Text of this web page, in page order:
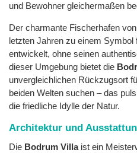
und Bewohner gleichermaßen
Der charmante Fischerhafen
letzten Jahren zu einem Symbol
entwickelt, ohne seinen
dieser Umgebung bietet die
unvergleichlichen Rückzugsort
beiden Welten suchen – das
die friedliche Idylle der Natur.
Architektur und
Die Bodrum Villaist ein